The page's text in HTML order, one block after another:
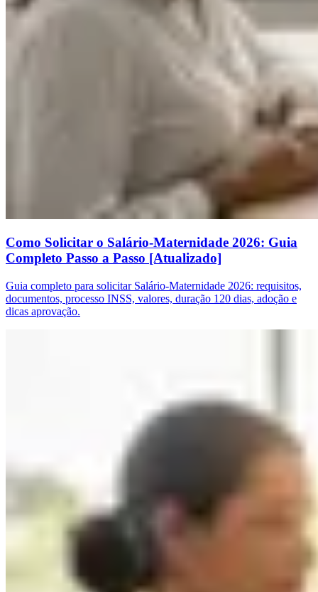
Como Solicitar o Salário-Maternidade 2026: Guia
Completo Passo a Passo [Atualizado]
Guia completo para solicitar Salário-Maternidade 2026: requisitos,
documentos, processo INSS, valores, duração 120 dias, adoção e
dicas aprovação.